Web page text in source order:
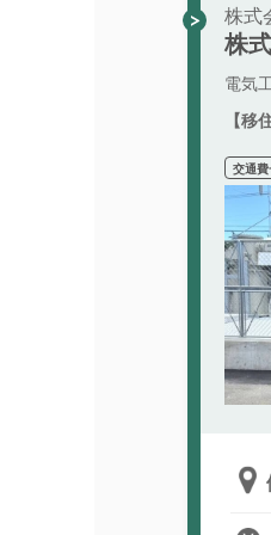
株式
株
電気
【移
交通